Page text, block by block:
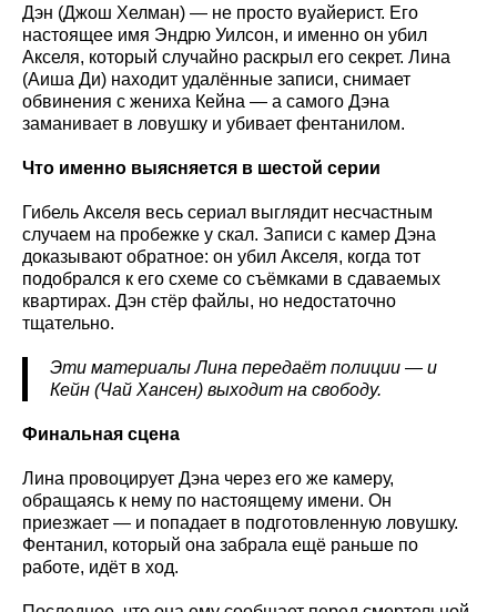
Дэн (Джош Хелман) — не просто вуайерист. Его
настоящее имя Эндрю Уилсон, и именно он убил
Акселя, который случайно раскрыл его секрет. Лина
(Аиша Ди) находит удалённые записи, снимает
обвинения с жениха Кейна — а самого Дэна
заманивает в ловушку и убивает фентанилом.
Что именно выясняется в шестой серии
Гибель Акселя весь сериал выглядит несчастным
случаем на пробежке у скал. Записи с камер Дэна
доказывают обратное: он убил Акселя, когда тот
подобрался к его схеме со съёмками в сдаваемых
квартирах. Дэн стёр файлы, но недостаточно
тщательно.
Эти материалы Лина передаёт полиции — и
Кейн (Чай Хансен) выходит на свободу.
Финальная сцена
Лина провоцирует Дэна через его же камеру,
обращаясь к нему по настоящему имени. Он
приезжает — и попадает в подготовленную ловушку.
Фентанил, который она забрала ещё раньше по
работе, идёт в ход.